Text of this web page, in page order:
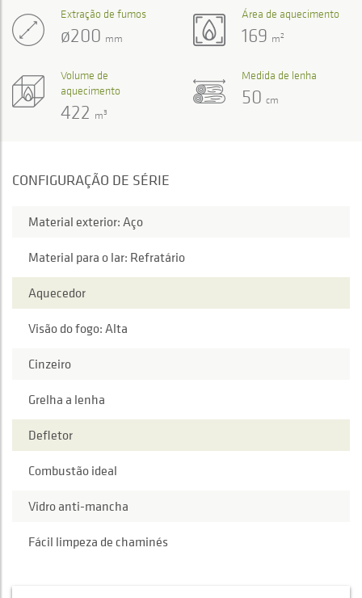
Volume de
aquecimento
422 m3
Área de aquecimento
169 m2
Extração de fumos
ø200 mm
Medida de lenha
50 cm
CONFIGURAÇÃO DE SÉRIE
Material exterior: Aço
Material para o lar: Refratário
Aquecedor
Visão do fogo: Alta
Cinzeiro
Grelha a lenha
Defletor
Combustão ideal
Vidro anti-mancha
Fácil limpeza de chaminés